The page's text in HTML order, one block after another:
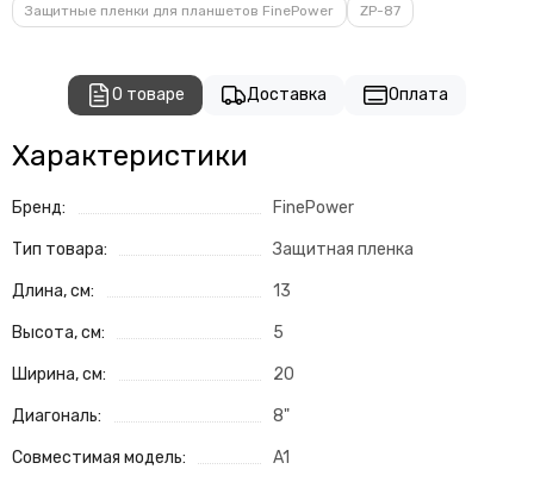
Защитные пленки для планшетов FinePower
ZP-87
О товаре Доставка Оплата
Характеристики
Бренд: FinePower
Тип товара: Защитная пленка
Длина, см: 13
Высота, см: 5
Ширина, см: 20
Диагональ: 8"
Совместимая модель: A1